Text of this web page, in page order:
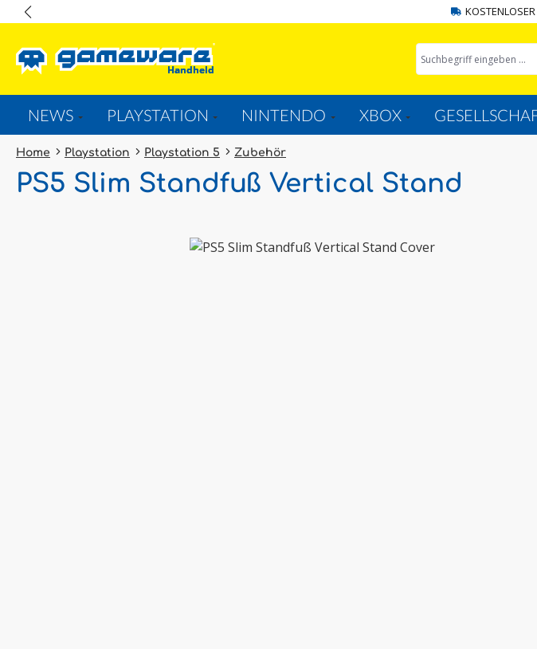
NEWS PLAYSTATION NINTENDO XBOX
Home Playstation Playstation 5 Zubehör
PS5 Slim Standfuß Vertical Stand